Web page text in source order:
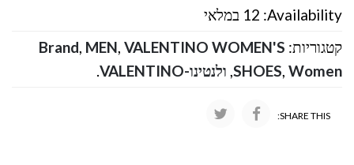
Availability: 12 במלאי
קטגוריות:
Brand, MEN, VALENTINO WOMEN'S
SHOES, Women
, ולנטינו-VALENTINO .
SHARE THIS: